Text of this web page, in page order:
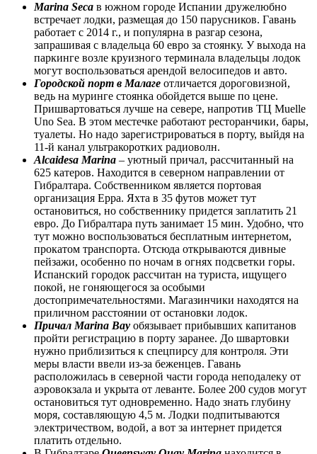
Marina Seca в южном городе Испании дружелюбно
встречает лодки, размещая до 150 парусников. Гавань
работает с 2014 г., и популярна в разгар сезона,
запрашивая с владельца 60 евро за стоянку. У выхода на
паркинге возле круизного терминала владельцы лодок
могут воспользоваться арендой велосипедов и авто.
Городской порт в Малаге отличается дороговизной,
ведь на муринге стоянка обойдется выше по цене.
Пришвартоваться лучше на севере, напротив ТЦ Muelle
Uno Sea. В этом местечке работают ресторанчики, бары,
туалеты. Но надо зарегистрироваться в порту, выйдя на
11-й канал ультракоротких радиоволн.
Alcaidesa Marina – уютный причал, рассчитанный на
625 катеров. Находится в северном направлении от
Гибралтара. Собственником является портовая
организация Eppa. Яхта в 35 футов может тут
остановиться, но собственнику придется заплатить 21
евро. До Гибралтара путь занимает 15 мин. Удобно, что
тут можно воспользоваться бесплатным интернетом,
прокатом транспорта. Отсюда открываются дивные
пейзажи, особенно по ночам в огнях подсветки горы.
Испанский городок рассчитан на туриста, ищущего
покой, не гоняющегося за особыми
достопримечательностями. Магазинчики находятся на
приличном расстоянии от остановки лодок.
Причал Marina Bay обязывает прибывших капитанов
пройти регистрацию в порту заранее. До швартовки
нужно приблизиться к спецпирсу для контроля. Эти
меры власти ввели из-за беженцев. Гавань
расположилась в северной части города неподалеку от
аэровокзала и укрыта от леванте. Более 200 судов могут
остановиться тут одновременно. Надо знать глубину
моря, составляющую 4,5 м. Лодки подпитываются
электричеством, водой, а вот за интернет придется
платить отдельно.